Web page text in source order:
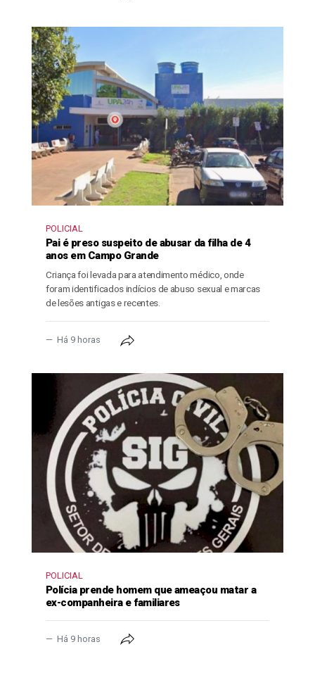
POLICIAL
Pai é preso suspeito de abusar da filha de 4
anos em Campo Grande
Criança foi levada para atendimento médico, onde
foram identificados indícios de abuso sexual e marcas
de lesões antigas e recentes.
Há 9 horas
POLICIAL
Polícia prende homem que ameaçou matar a
ex-companheira e familiares
Há 9 horas